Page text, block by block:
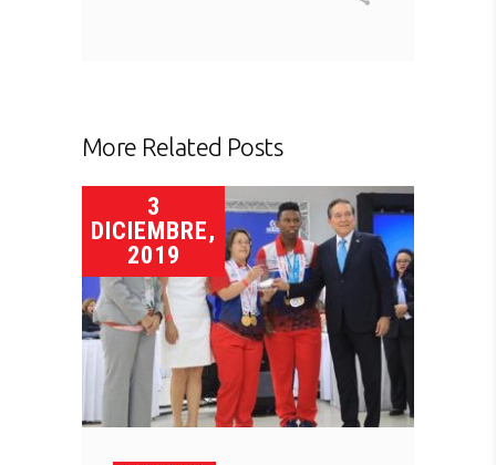
More Related Posts
3
DICIEMBRE,
2019